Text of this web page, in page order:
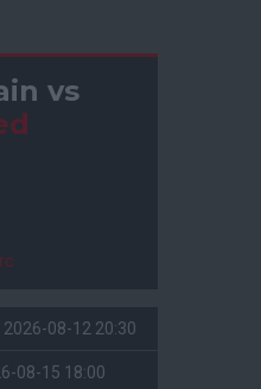
vs
2026-08-12 20:30
08-15 18:00